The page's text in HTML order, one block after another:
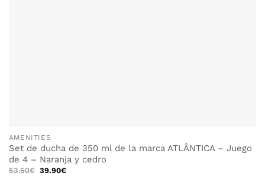
AMENITIES
Set de ducha de 350 ml de la marca ATLÂNTICA – Juego
de 4 – Naranja y cedro
53.50€ El
39.90€El